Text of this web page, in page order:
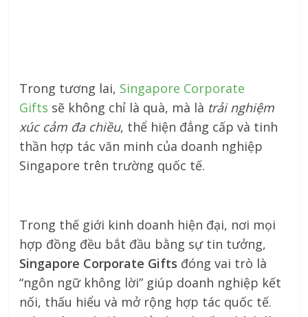
Trong tương lai, Singapore Corporate
Gifts sẽ không chỉ là quà, mà là trải nghiệm
xúc cảm đa chiều, thể hiện đẳng cấp và tinh
thần hợp tác văn minh của doanh nghiệp
Singapore trên trường quốc tế.
Trong thế giới kinh doanh hiện đại, nơi mọi
hợp đồng đều bắt đầu bằng sự tin tưởng,
Singapore Corporate Gifts đóng vai trò là
“ngôn ngữ không lời” giúp doanh nghiệp kết
nối, thấu hiểu và mở rộng hợp tác quốc tế.